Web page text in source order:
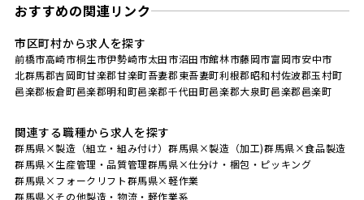
おすすめの関連リンク
市区町村から求人を探す
前橋市高崎市桐生市伊勢崎市太田市沼田市館林市藤岡市富岡市安中市
北群馬郡吉岡町甘楽郡甘楽町吾妻郡東吾妻町利根郡昭和村佐波郡玉村町
邑楽郡板倉町邑楽郡明和町邑楽郡千代田町邑楽郡大泉町邑楽郡邑楽町
関連する職種から求人を探す
群馬県×製造（組立・組み付け）群馬県×製造（加工)群馬県×食品製造
群馬県×生産管理・品質管理群馬県×仕分け・梱包・ピッキング
群馬県×フォークリフト群馬県×軽作業
群馬県×その他製造・物流・軽作業系